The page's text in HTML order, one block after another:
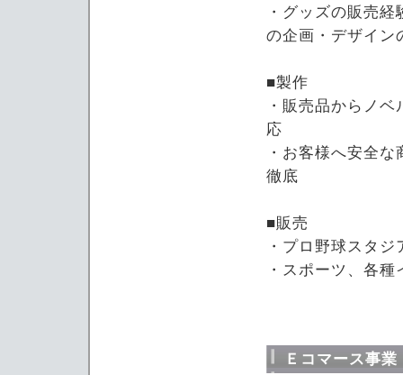
・グッズの販売
の企画・デザイン
■製作
・販売品からノ
応
・お客様へ安全
徹底
■販売
・プロ野球スタ
・スポーツ、各
Ｅコマース事業